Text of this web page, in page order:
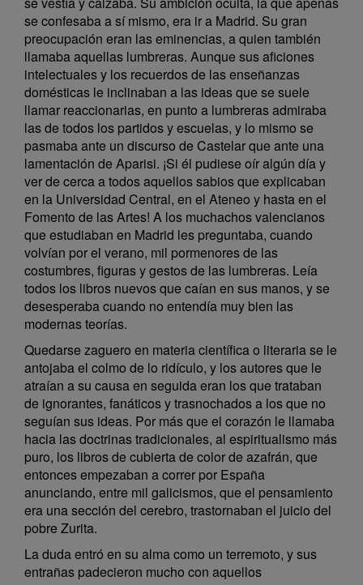
se confesaba a sí mismo, era ir a Madrid. Su gran
preocupación eran las eminencias, a quien también
llamaba aquellas lumbreras. Aunque sus aficiones
intelectuales y los recuerdos de las enseñanzas
domésticas le inclinaban a las ideas que se suele
llamar reaccionarias, en punto a lumbreras admiraba
las de todos los partidos y escuelas, y lo mismo se
pasmaba ante un discurso de Castelar que ante una
lamentación de Aparisi. ¡Si él pudiese oír algún día y
ver de cerca a todos aquellos sabios que explicaban
en la Universidad Central, en el Ateneo y hasta en el
Fomento de las Artes! A los muchachos valencianos
que estudiaban en Madrid les preguntaba, cuando
volvían por el verano, mil pormenores de las
costumbres, figuras y gestos de las lumbreras. Leía
todos los libros nuevos que caían en sus manos, y se
desesperaba cuando no entendía muy bien las
modernas teorías.
Quedarse zaguero en materia científica o literaria se le
antojaba el colmo de lo ridículo, y los autores que le
atraían a su causa en seguida eran los que trataban
de ignorantes, fanáticos y trasnochados a los que no
seguían sus ideas. Por más que el corazón le llamaba
hacia las doctrinas tradicionales, al espiritualismo más
puro, los libros de cubierta de color de azafrán, que
entonces empezaban a correr por España
anunciando, entre mil galicismos, que el pensamiento
era una sección del cerebro, trastornaban el juicio del
pobre Zurita.
La duda entró en su alma como un terremoto, y sus
entrañas padecieron mucho con aquellos